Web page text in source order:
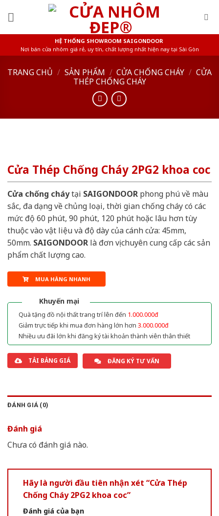
HỆ THỐNG SHOWROOM SAIGONDOOR
Nơi bán cửa nhôm giá rẻ, uy tín, chất lượng nhất hiện nay tại Sài Gòn
TRANG CHỦ / SẢN PHẨM / CỬA CHỐNG CHÁY / CỬA
THÉP CHỐNG CHÁY
Cửa Thép Chống Cháy 2PG2 khoa coc
Cửa chống cháytại SAIGONDOOR phong phú về màu
sắc, đa dạng về chủng loại, thời gian chống cháy có các
mức độ 60 phút, 90 phút, 120 phút hoặc lâu hơn tùy
thuộc vào vật liệu và độ dày của cánh cửa: 45mm,
50mm. SAIGONDOOR là đơn vị chuyên cung cấp các sản
phẩm chất lượng cao.
MUA HÀNG NHANH
Khuyến mại
Quà tặng đồ nội thất trang trí lên đến 1.000.000đ
Giảm trực tiếp khi mua đơn hàng lớn hơn 3.000.000đ
Nhiều ưu đãi lớn khi đăng ký tài khoản thành viên thân thiết
TẢI BẢNG GIÁ ĐĂNG KÝ TƯ VẤN
ĐÁNH GIÁ (0)
Đánh giá
Chưa có đánh giá nào.
Hãy là người đầu tiên nhận xét “Cửa Thép
Chống Cháy 2PG2 khoa coc”
Đánh giá của bạn